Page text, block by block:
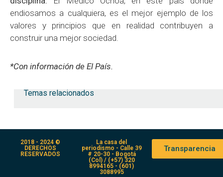
endiosamos a cualquiera, es el mejor ejemplo de los
valores y principios que en realidad contribuyen a
construir una mejor sociedad.
*Con información de El País.
Temas relacionados
2018 - 2024 ©
DERECHOS
RESERVADOS
La casa del
periodismo - Calle 39
# 20-30 - Bogotá
(Col) / (+57) 320
8994165 - (601)
3088995
Transparencia